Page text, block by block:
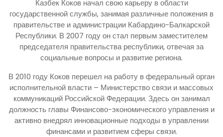
Казбек Коков начал свою карьеру в области
государственной службы, занимая различные положения в
правительстве и администрации Кабардино-Балкарской
Республики. В 2007 году он стал первым заместителем
председателя правительства республики, отвечая за
социальные вопросы и развитие региона.
В 2010 году Коков перешел на работу в федеральный орган
исполнительной власти – Министерство связи и массовых
коммуникаций Российской Федерации. Здесь он занимал
должность главы Финансово-экономического управления и
активно внедрял инновационные подходы в управлении
финансами и развитием сферы связи.